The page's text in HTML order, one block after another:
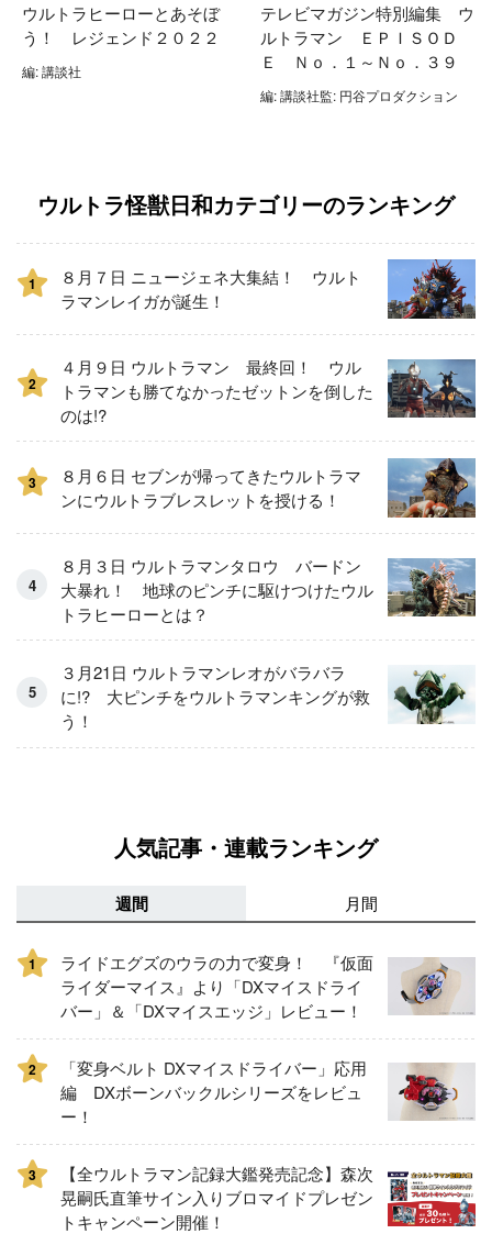
ウルトラヒーローとあそぼ
う！ レジェンド２０２２
編: 講談社
テレビマガジン特別編集 ウ
ルトラマン ＥＰＩＳＯＤ
Ｅ Ｎｏ．１～Ｎｏ．３９
編: 講談社監: 円谷プロダクション
ウルトラ怪獣日和カテゴリーのランキング
1
８月７日 ニュージェネ大集結！ ウルト
ラマンレイガが誕生！
2
４月９日 ウルトラマン 最終回！ ウル
トラマンも勝てなかったゼットンを倒した
のは!?
3
８月６日 セブンが帰ってきたウルトラマ
ンにウルトラブレスレットを授ける！
８月３日 ウルトラマンタロウ バードン
大暴れ！ 地球のピンチに駆けつけたウル
トラヒーローとは？
３月21日 ウルトラマンレオがバラバラ
に!? 大ピンチをウルトラマンキングが救
う！
人気記事・連載ランキング
週間 月間
1
ライドエグズのウラの力で変身！ 『仮面
ライダーマイス』より「DXマイスドライ
バー」＆「DXマイスエッジ」レビュー！
2
「変身ベルト DXマイスドライバー」応用
編 DXボーンバックルシリーズをレビュ
ー！
3
【全ウルトラマン記録大鑑発売記念】森次
晃嗣氏直筆サイン入りブロマイドプレゼン
トキャンペーン開催！